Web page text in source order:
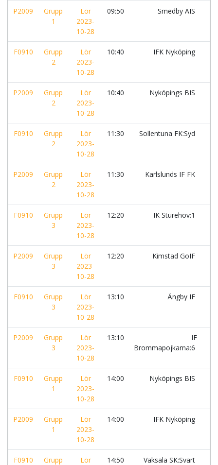
P2009
Grupp
1
Lör
2023-
10-28
09:50 Smedby AIS
F0910
Grupp
2
Lör
2023-
10-28
10:40 IFK Nyköping
P2009
Grupp
2
Lör
2023-
10-28
10:40 Nyköpings BIS
F0910
Grupp
2
Lör
2023-
10-28
11:30 Sollentuna FK:Syd
P2009
Grupp
2
Lör
2023-
10-28
11:30 Karlslunds IF FK
F0910
Grupp
3
Lör
2023-
10-28
12:20 IK Sturehov:1
P2009
Grupp
3
Lör
2023-
10-28
12:20 Kimstad GoIF
F0910
Grupp
3
Lör
2023-
10-28
13:10 Ängby IF
P2009
Grupp
3
Lör
2023-
10-28
13:10
IF
Brommapojkarna:6
F0910
Grupp
1
Lör
2023-
10-28
14:00 Nyköpings BIS
P2009
Grupp
1
Lör
2023-
10-28
14:00 IFK Nyköping
F0910
Grupp
Lör
14:50 Vaksala SK:Svart